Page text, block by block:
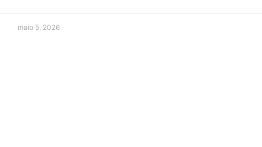
maio 5, 2026